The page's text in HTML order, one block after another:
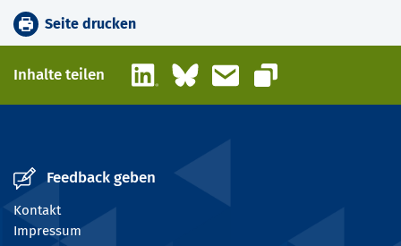
Seite drucken
Inhalte teilen LinkedInBlueskyE-Mail
Link kopieren
Feedback geben
Kontakt
Impressum